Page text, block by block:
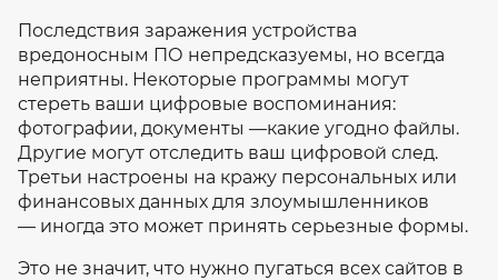
Последствия заражения устройства
вредоносным ПО непредсказуемы, но всегда
неприятны. Некоторые программы могут
стереть ваши цифровые воспоминания:
фотографии, документы —какие угодно файлы.
Другие могут отследить ваш цифровой след.
Третьи настроены на кражу персональных или
финансовых данных для злоумышленников
— иногда это может принять серьезные формы.
Это не значит, что нужно пугаться всех сайтов в